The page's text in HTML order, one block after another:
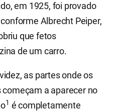
em 1925, foi provado
Albrecht Peiper,
que fetos
de um carro.
as partes onde os
a aparecer no
1 é completamente